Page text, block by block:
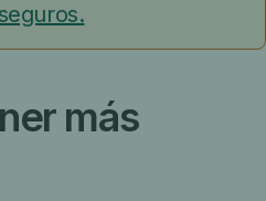
más